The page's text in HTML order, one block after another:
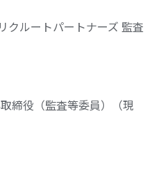
クルートパートナーズ 監査
締役（監査等委員）（現